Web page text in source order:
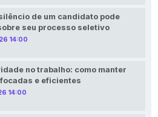
de um candidato pode
seu processo seletivo
14:00
no trabalho: como manter
e eficientes
14:00